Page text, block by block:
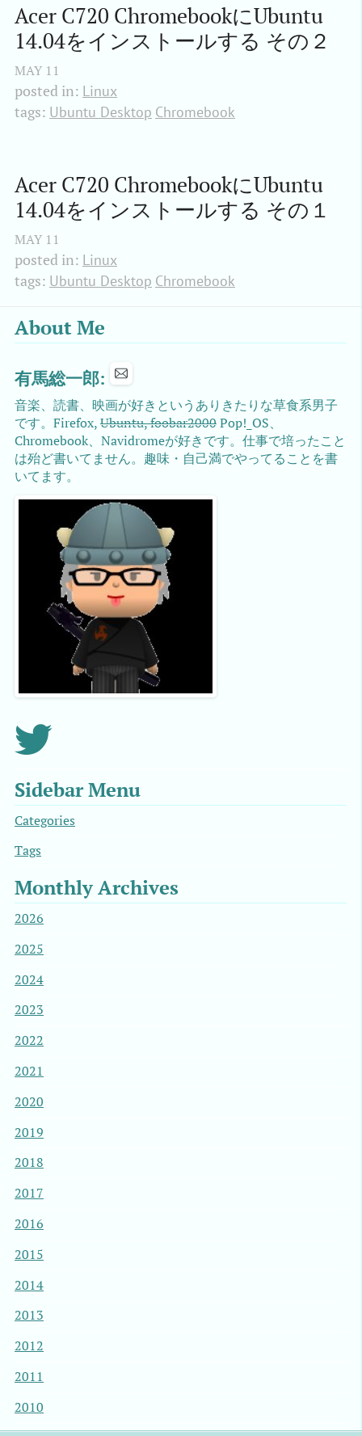
Acer C720 ChromebookにUbuntu
14.04をインストールする その２
MAY 11
posted in: Linux
tags: Ubuntu Desktop Chromebook
Acer C720 ChromebookにUbuntu
14.04をインストールする その１
MAY 11
posted in: Linux
tags: Ubuntu Desktop Chromebook
About Me
有馬総一郎:
音楽、読書、映画が好きというありきたりな草食系男子
です。Firefox,Ubuntu, foobar2000Pop!_OS、
Chromebook、Navidromeが好きです。仕事で培ったこと
は殆ど書いてません。趣味・自己満でやってることを書
いてます。
Sidebar Menu
Categories
Tags
Monthly Archives
2026
2025
2024
2023
2022
2021
2020
2019
2018
2017
2016
2015
2014
2013
2012
2011
2010